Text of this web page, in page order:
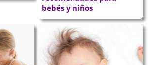
bebés y niños